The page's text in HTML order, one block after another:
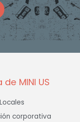
MINI US
corporativa